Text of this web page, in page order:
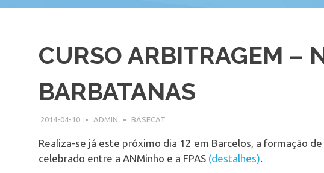
CURSO ARBITRAGEM –
BARBATANAS
2014-04-10 ADMIN BASECAT
Realiza-se já este próximo dia 12 em Barcelos, a formação
celebrado entre a ANMinho e a FPAS (destalhes).